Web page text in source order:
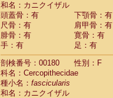
和名：カニクイザル
頭蓋骨：有
下顎骨：有
尺骨：有
肩甲骨：有
腓骨：有
寛骨：有
手：有
足：有
剖検番号：00180
性別：F
科名：Cercopithecidae
種小名： fascicularis
和名：カニクイザル